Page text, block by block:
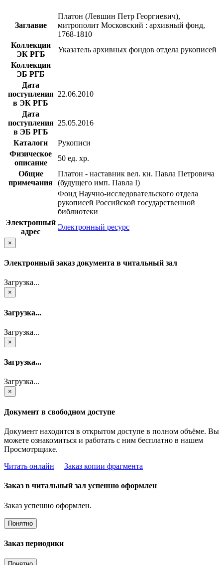
Заглавие
Платон (Левшин Петр Георгиевич),
митрополит Московский : архивный фонд,
1768-1810
Коллекции
ЭК РГБ
Указатель архивных фондов отдела рукописей
Коллекции
ЭБ РГБ
Дата
поступления
в ЭК РГБ
22.06.2010
Дата
поступления
в ЭБ РГБ
25.05.2016
Каталоги
Рукописи
Физическое
описание
50 ед. хр.
Общие
примечания
Платон - наставник вел. кн. Павла Петровича
(будущего имп. Павла I)
Фонд Научно-исследовательского отдела
рукописей Российской государственной
библиотеки
Электронный
адрес
Электронный ресурс
×
Электронный заказ документа в читальный зал
Загрузка...
×
Загрузка...
Загрузка...
×
Загрузка...
Загрузка...
×
Документ в свободном доступе
Документ находится в открытом доступе в полном объёме. Вы
можете ознакомиться и работать с ним бесплатно в нашем
Просмотрщике.
Читать онлайн
Заказ копии фрагмента
Заказ в читальный зал успешно оформлен
Заказ успешно оформлен.
Понятно
Заказ периодики